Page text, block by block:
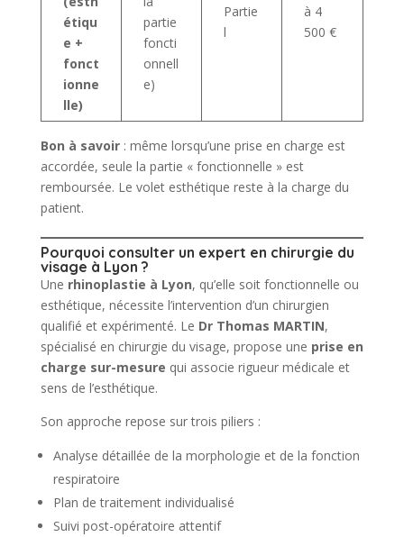
étiqu
e +
fonct
ionne
lle)
partie
foncti
onnell
e)
Partie
l
à 4
500 €
Bon à savoir: même lorsqu’une prise en charge est
accordée, seule la partie « fonctionnelle » est
remboursée. Le volet esthétique reste à la charge du
patient.
Pourquoi consulter un expert en chirurgie du
visage à Lyon ?
Une rhinoplastie à Lyon, qu’elle soit fonctionnelle ou
esthétique, nécessite l’intervention d’un chirurgien
qualifié et expérimenté. Le Dr Thomas MARTIN,
spécialisé en chirurgie du visage, propose une prise en
charge sur-mesure qui associe rigueur médicale et
sens de l’esthétique.
Son approche repose sur trois piliers :
Analyse détaillée de la morphologie et de la fonction
respiratoire
Plan de traitement individualisé
Suivi post-opératoire attentif